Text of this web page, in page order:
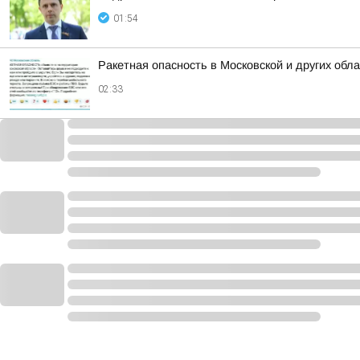
01:54
Ракетная опасность в Московской и других
02:33